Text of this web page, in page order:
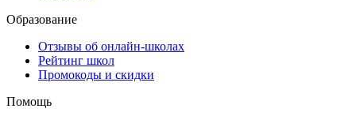
Образование
Отзывы об онлайн-школах
Рейтинг школ
Промокоды и скидки
Помощь